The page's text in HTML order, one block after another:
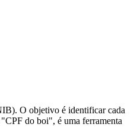
O objetivo é identificar cada
do boi", é uma ferramenta